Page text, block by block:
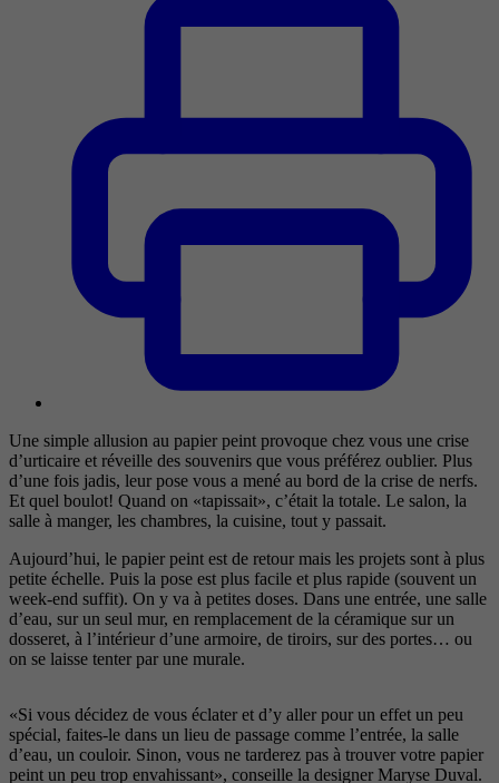
Une simple allusion au papier peint provoque chez vous une crise
d’urticaire et réveille des souvenirs que vous préférez oublier. Plus
d’une fois jadis, leur pose vous a mené au bord de la crise de nerfs.
Et quel boulot! Quand on «tapissait», c’était la totale. Le salon, la
salle à manger, les chambres, la cuisine, tout y passait.
Aujourd’hui, le papier peint est de retour mais les projets sont à plus
petite échelle. Puis la pose est plus facile et plus rapide (souvent un
week-end suffit). On y va à petites doses. Dans une entrée, une salle
d’eau, sur un seul mur, en remplacement de la céramique sur un
dosseret, à l’intérieur d’une armoire, de tiroirs, sur des portes… ou
on se laisse tenter par une murale.
«Si vous décidez de vous éclater et d’y aller pour un effet un peu
spécial, faites-le dans un lieu de passage comme l’entrée, la salle
d’eau, un couloir. Sinon, vous ne tarderez pas à trouver votre papier
peint un peu trop envahissant», conseille la designer Maryse Duval.